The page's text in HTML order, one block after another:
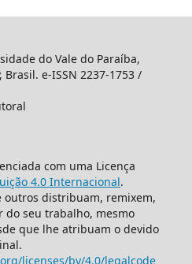
do Vale do Paraíba,
Brasil. e-ISSN 2237-1753 /
com uma Licença
4.0 Internacional.
outros distribuam, remixem,
seu trabalho, mesmo
que lhe atribuam o devido
licenses/by/4.0/legalcode